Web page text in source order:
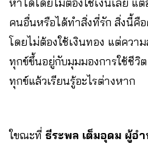
หาได้โดยไม่ต้องใช้เงินเลย แ
คนอื่นหรือได้ทำสิ่งที่รัก สิ่งนี้คื
โดยไม่ต้องใช้เงินทอง แต่ควา
ทุกข์ขึ้นอยู่กับมุมมองการใช้ชีวิ
ทุกข์แล้วเรียนรู้อะไรต่างหาก
ใขณะที่ ธีระพล เต็มอุดม ผู้อ